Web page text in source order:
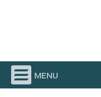
menu